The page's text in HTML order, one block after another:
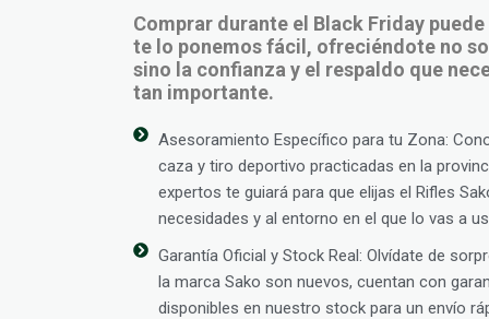
Comprar durante el Black Friday
te lo ponemos fácil, ofreciéndote no
sino la confianza y el respaldo que
tan importante.
Asesoramiento Específico para tu Zona:
caza y tiro deportivo practicadas en la
expertos te guiará para que elijas el Rifles
necesidades y al entorno en el que lo vas a
Garantía Oficial y Stock Real: Olvídate de
la marca Sako son nuevos, cuentan con
disponibles en nuestro stock para un envío